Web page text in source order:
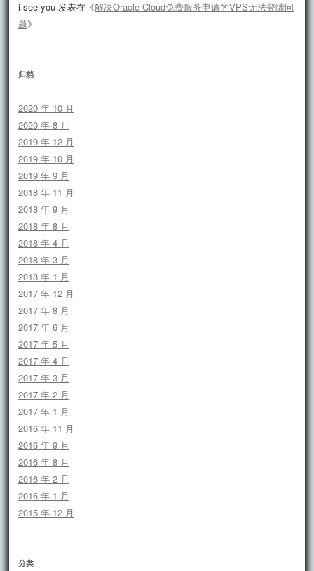
i see you 发表在《解决Oracle Cloud免费服务申请的VPS无法登陆问
题》
归档
2020 年 10 月
2020 年 8 月
2019 年 12 月
2019 年 10 月
2019 年 9 月
2018 年 11 月
2018 年 9 月
2018 年 8 月
2018 年 4 月
2018 年 3 月
2018 年 1 月
2017 年 12 月
2017 年 8 月
2017 年 6 月
2017 年 5 月
2017 年 4 月
2017 年 3 月
2017 年 2 月
2017 年 1 月
2016 年 11 月
2016 年 9 月
2016 年 8 月
2016 年 2 月
2016 年 1 月
2015 年 12 月
分类